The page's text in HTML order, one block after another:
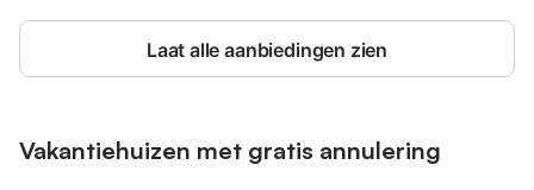
Laat alle aanbiedingen zien
Vakantiehuizen met gratis annulering